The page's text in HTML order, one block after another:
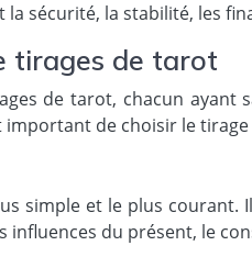
sécurité, la stabilité, les
tirages de tarot
de tarot, chacun
important de choisir le
simple et le plus
influences du présent, le